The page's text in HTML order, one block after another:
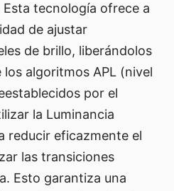
tecnología ofrece a
de ajustar
de brillo, liberándolos
algoritmos APL (nivel
por el
la Luminancia
reducir eficazmente el
las transiciones
Esto garantiza una